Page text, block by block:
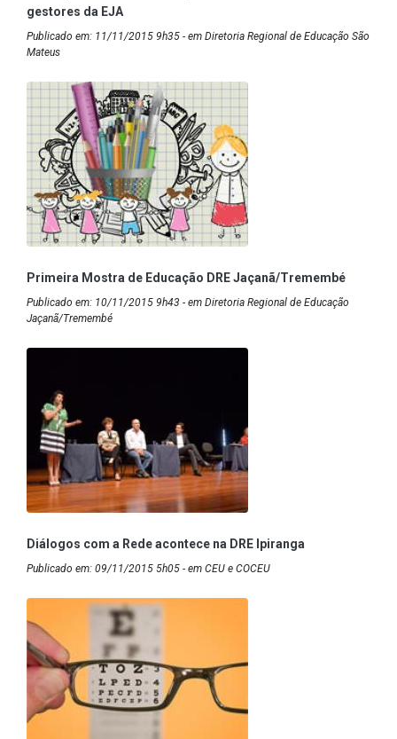
gestores da EJA
Publicado em: 11/11/2015 9h35 - em Diretoria Regional de Educação São
Mateus
Primeira Mostra de Educação DRE Jaçanã/Tremembé
Publicado em: 10/11/2015 9h43 - em Diretoria Regional de Educação
Jaçanã/Tremembé
Diálogos com a Rede acontece na DRE Ipiranga
Publicado em: 09/11/2015 5h05 - em CEU e COCEU